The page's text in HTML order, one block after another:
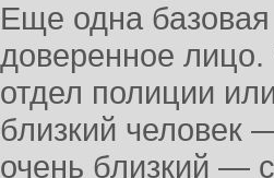
Еще одна
доверенное лицо.
отдел полиции
близкий человек
очень близкий —